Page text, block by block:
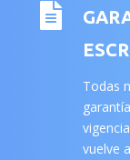

Todas
vuelve